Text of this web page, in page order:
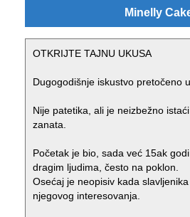
Minelly
OTKRIJTE TAJNU UKUSA
Dugogodišnje iskustvo pretočeno u
Nije patetika, ali je neizbežno
zanata.
Početak je bio, sada već 15ak
dragim ljudima, često na poklon.
Osećaj je neopisiv kada
njegovog interesovanja.